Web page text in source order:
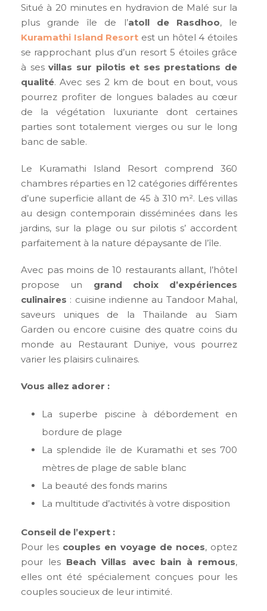
Situé à 20 minutes en hydravion de Malé sur la
plus grande île de l’atoll de Rasdhoo, le
Kuramathi Island Resort est un hôtel 4 étoiles
se rapprochant plus d’un resort 5 étoiles grâce
à sesvillas sur pilotis et ses prestations de
qualité. Avec ses 2 km de bout en bout, vous
pourrez profiter de longues balades au cœur
de la végétation luxuriante dont certaines
parties sont totalement vierges ou sur le long
banc de sable.
Le Kuramathi Island Resort comprend 360
chambres réparties en 12 catégories différentes
d’une superficie allant de 45 à 310 m². Les villas
au design contemporain disséminées dans les
jardins, sur la plage ou sur pilotis s’ accordent
parfaitement à la nature dépaysante de l’île.
Avec pas moins de 10 restaurants allant, l’hôtel
propose un grand choix d’expériences
culinaires : cuisine indienne au Tandoor Mahal,
saveurs uniques de la Thaïlande au Siam
Garden ou encore cuisine des quatre coins du
monde au Restaurant Duniye, vous pourrez
varier les plaisirs culinaires.
Vous allez adorer :
La superbe piscine à débordement en
bordure de plage
La splendide île de Kuramathi et ses 700
mètres de plage de sable blanc
La beauté des fonds marins
La multitude d’activités à votre disposition
Conseil de l’expert :
Pour les couples en voyage de noces, optez
pour les Beach Villas avec bain à remous,
elles ont été spécialement conçues pour les
couples soucieux de leur intimité.